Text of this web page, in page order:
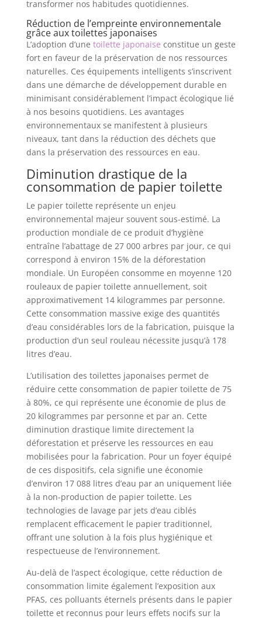
transformer nos habitudes quotidiennes.
Réduction de l’empreinte environnementale
grâce aux toilettes japonaises
L’adoption d’une toilette japonaise constitue un geste
fort en faveur de la préservation de nos ressources
naturelles. Ces équipements intelligents s’inscrivent
dans une démarche de développement durable en
minimisant considérablement l’impact écologique lié
à nos besoins quotidiens. Les avantages
environnementaux se manifestent à plusieurs
niveaux, tant dans la réduction des déchets que
dans la préservation des ressources en eau.
Diminution drastique de la
consommation de papier toilette
Le papier toilette représente un enjeu
environnemental majeur souvent sous-estimé. La
production mondiale de ce produit d’hygiène
entraîne l’abattage de 27 000 arbres par jour, ce qui
correspond à environ 15% de la déforestation
mondiale. Un Européen consomme en moyenne 120
rouleaux de papier toilette annuellement, soit
approximativement 14 kilogrammes par personne.
Cette consommation massive exige des quantités
d’eau considérables lors de la fabrication, puisque la
production d’un seul rouleau nécessite jusqu’à 178
litres d’eau.
L’utilisation des toilettes japonaises permet de
réduire cette consommation de papier toilette de 75
à 80%, ce qui représente une économie de plus de
20 kilogrammes par personne et par an. Cette
diminution drastique limite directement la
déforestation et préserve les ressources en eau
mobilisées pour la fabrication. Pour un foyer équipé
de ces dispositifs, cela signifie une économie
d’environ 17 088 litres d’eau par an uniquement liée
à la non-production de papier toilette. Les
technologies de lavage par jets d’eau ciblés
remplacent efficacement le papier traditionnel,
offrant une solution à la fois plus hygiénique et
respectueuse de l’environnement.
Au-delà de l’aspect écologique, cette réduction de
consommation limite également l’exposition aux
PFAS, ces polluants éternels présents dans le papier
toilette et reconnus pour leurs effets nocifs sur la